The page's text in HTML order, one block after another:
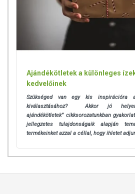
Ajándékötletek a különleges
kedvelőinek
Szükséged van egy kis inspirációra
kiválasztásához? Akkor jó
ajándékötletek” cikksorozatunkban
jellegzetes tulajdonságaik alapján
termékeinket azzal a céllal, hogy ihletet